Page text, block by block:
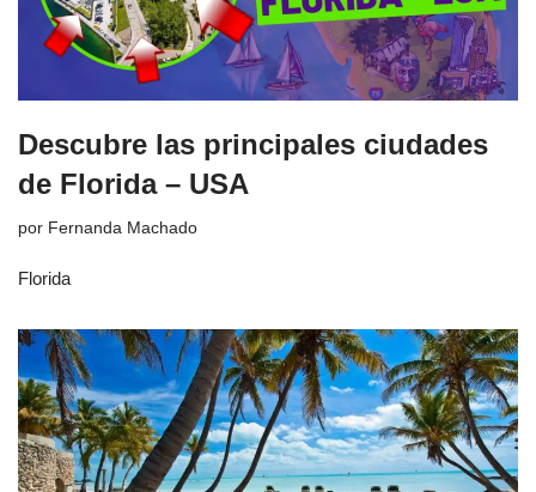
Descubre las principales ciudades
de Florida – USA
por Fernanda Machado
Florida